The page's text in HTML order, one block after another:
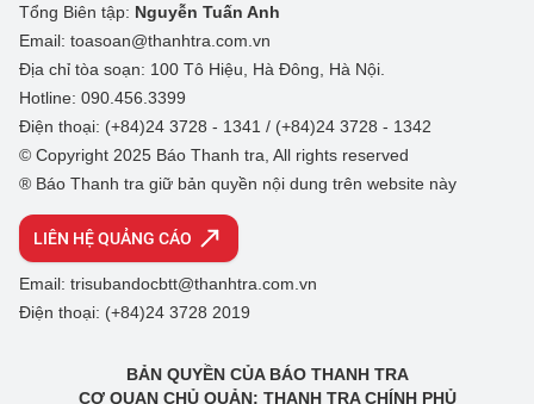
Tổng Biên tập: Nguyễn Tuấn Anh
Email: toasoan@thanhtra.com.vn
Địa chỉ tòa soạn: 100 Tô Hiệu, Hà Đông, Hà Nội.
Hotline: 090.456.3399
Điện thoại: (+84)24 3728 - 1341 / (+84)24 3728 - 1342
© Copyright 2025 Báo Thanh tra, All rights reserved
® Báo Thanh tra giữ bản quyền nội dung trên website này
LIÊN HỆ QUẢNG CÁO
Email: trisubandocbtt@thanhtra.com.vn
Điện thoại: (+84)24 3728 2019
BẢN QUYỀN CỦA BÁO THANH TRA
CƠ QUAN CHỦ QUẢN: THANH TRA CHÍNH PHỦ